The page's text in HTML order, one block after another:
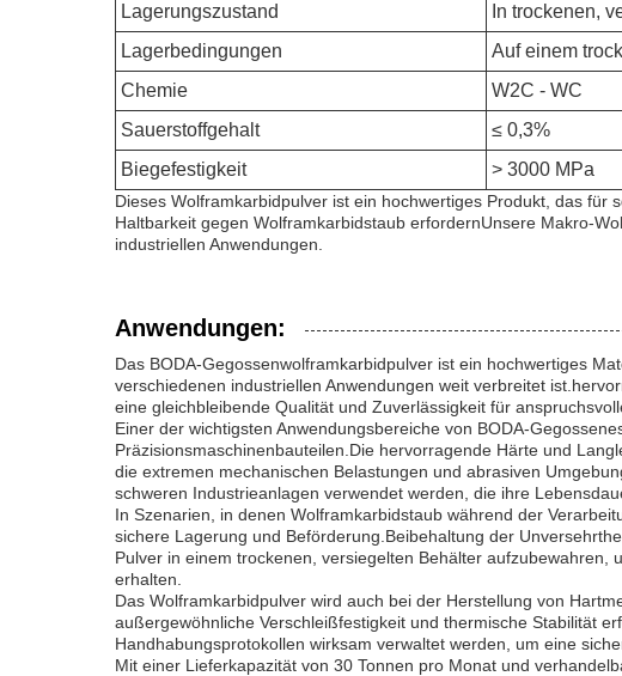
Lagerungszustand
In trockenen,
Lagerbedingungen
Auf einem
Chemie
W2C - WC
Sauerstoffgehalt
≤ 0,3%
Biegefestigkeit
> 3000 MPa
Dieses Wolframkarbidpulver ist ein hochwertiges Produkt, das
Haltbarkeit gegen Wolframkarbidstaub erfordernUnsere Makro-
industriellen Anwendungen.
Anwendungen:
Das BODA-Gegossenwolframkarbidpulver ist ein hochwertiges
verschiedenen industriellen Anwendungen weit verbreitet
eine gleichbleibende Qualität und Zuverlässigkeit für
Einer der wichtigsten Anwendungsbereiche von BODA-
Präzisionsmaschinenbauteilen.Die hervorragende Härte und
die extremen mechanischen Belastungen und abrasiven
schweren Industrieanlagen verwendet werden, die ihre
In Szenarien, in denen Wolframkarbidstaub während der
sichere Lagerung und Beförderung.Beibehaltung der
Pulver in einem trockenen, versiegelten Behälter
erhalten.
Das Wolframkarbidpulver wird auch bei der Herstellung von
außergewöhnliche Verschleißfestigkeit und thermische Stabilität
Handhabungsprotokollen wirksam verwaltet werden, um eine
Mit einer Lieferkapazität von 30 Tonnen pro Monat und